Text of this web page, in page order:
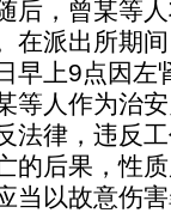
后，曾某等
在派出所期
早上9点因左
人作为治安
法律，违反
的后果，性
当以故意伤